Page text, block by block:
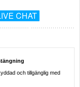
CHAT
och tillgänglig med